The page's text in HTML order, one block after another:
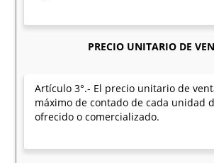
PRECIO UNITARIO DE
Artículo 3°.- El precio unitario de
máximo de contado de cada unidad
ofrecido o comercializado.